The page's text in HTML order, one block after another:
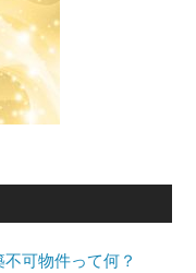
可物件って何？